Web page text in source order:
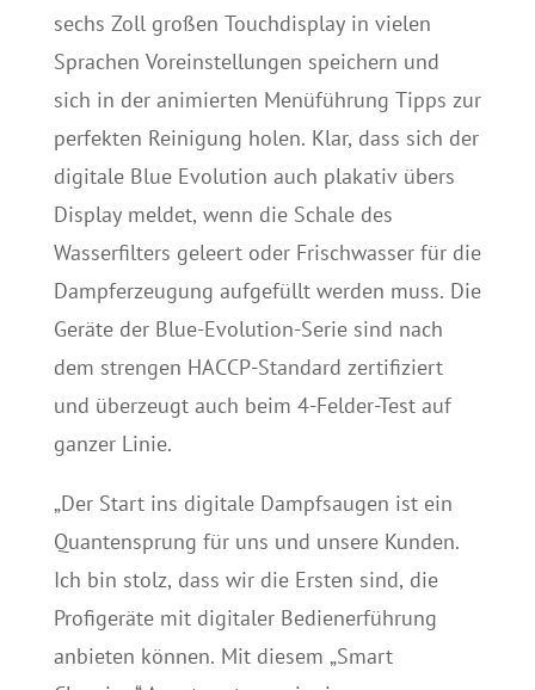
sechs Zoll großen Touchdisplay in vielen
Sprachen Voreinstellungen speichern und
sich in der animierten Menüführung Tipps zur
perfekten Reinigung holen. Klar, dass sich der
digitale Blue Evolution auch plakativ übers
Display meldet, wenn die Schale des
Wasserfilters geleert oder Frischwasser für die
Dampferzeugung aufgefüllt werden muss. Die
Geräte der Blue-Evolution-Serie sind nach
dem strengen HACCP-Standard zertifiziert
und überzeugt auch beim 4-Felder-Test auf
ganzer Linie.
„Der Start ins digitale Dampfsaugen ist ein
Quantensprung für uns und unsere Kunden.
Ich bin stolz, dass wir die Ersten sind, die
Profigeräte mit digitaler Bedienerführung
anbieten können. Mit diesem „Smart